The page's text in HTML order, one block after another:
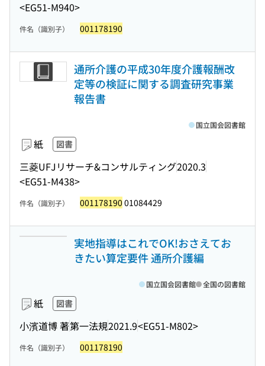
<EG51-M940>
件名（識別子） 001178190
通所介護の平成30年度介護報酬改
定等の検証に関する調査研究事業
報告書
紙 図書
三菱UFJリサーチ&コンサルティング2020.3
<EG51-M438>
国立国会図書館
件名（識別子） 001178190 01084429
実地指導はこれでOK!おさえてお
きたい算定要件 通所介護編
紙 図書
小濱道博 著第一法規2021.9<EG51-M802>
国立国会図書館 全国の図書館
件名（識別子） 001178190